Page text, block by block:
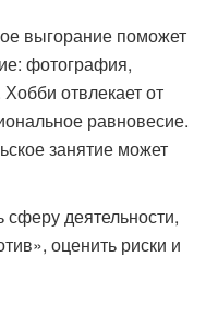
выгорание поможет
фотография,
отвлекает от
равновесие.
занятие может
деятельности,
оценить риски и